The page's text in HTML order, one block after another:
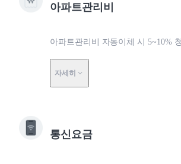
아파트관리비
아파트관리비 자동이체 시 5~10%
자세히
통신요금